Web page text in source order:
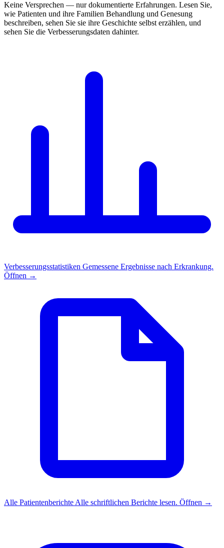
Keine Versprechen — nur dokumentierte Erfahrungen. Lesen Sie,
wie Patienten und ihre Familien Behandlung und Genesung
beschreiben, sehen Sie sie ihre Geschichte selbst erzählen, und
sehen Sie die Verbesserungsdaten dahinter.
Verbesserungsstatistiken Gemessene Ergebnisse nach Erkrankung.
Öffnen →
Alle Patientenberichte Alle schriftlichen Berichte lesen. Öffnen →